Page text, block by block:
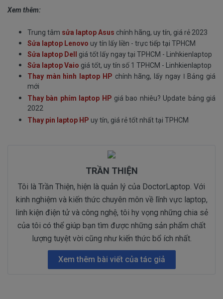
Xem thêm:
Trung tâm sửa laptop Asus chính hãng, uy tín, giá rẻ 2023
Sửa laptop Lenovo uy tín lấy liền - trực tiếp tại TPHCM
Sửa laptop Dell
giá tốt lấy ngay tại TPHCM - Linhkienlaptop
Sửa laptop Vaio giá tốt, uy tín số 1 TPHCM - Linhkienlaptop
Thay màn hình laptop HP chính hãng, lấy ngay ǀ Bảng giá
mới
Thay bàn phím laptop HP giá bao nhiêu? Update bảng giá
2022
Thay pin laptop HP uy tín, giá rẻ tốt nhất tại TPHCM
TRẦN THIỆN
Tôi là Trần Thiện, hiện là quản lý của DoctorLaptop. Với
kinh nghiệm và kiến thức chuyên môn về lĩnh vực laptop,
linh kiện điện tử và công nghệ, tôi hy vọng những chia sẻ
của tôi có thể giúp bạn tìm được những sản phẩm chất
lượng tuyệt vời cũng như kiến thức bổ ích nhất.
Xem thêm bài viết của tác giả